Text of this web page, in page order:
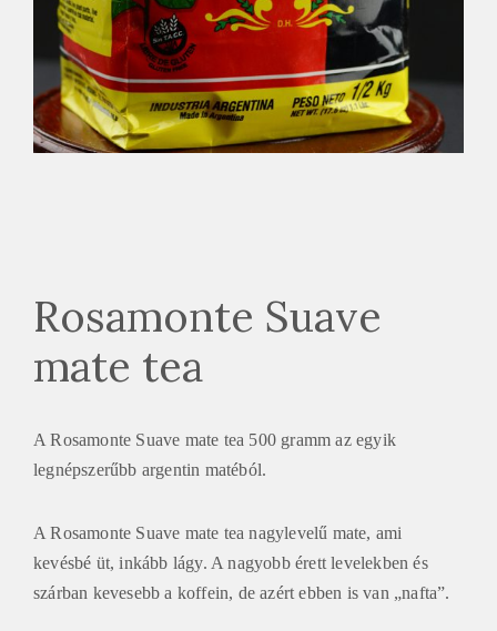
Rosamonte Suave
mate tea
A Rosamonte Suave mate tea 500 gramm az egyik
legnépszerűbb argentin matéból.
A Rosamonte Suave mate tea nagylevelű mate, ami
kevésbé üt, inkább lágy. A nagyobb érett levelekben és
szárban kevesebb a koffein, de azért ebben is van „nafta”.